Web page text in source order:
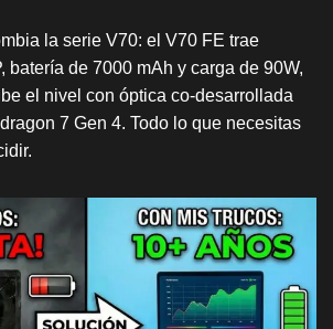
la serie V70: el V70 FE trae
batería de 7000 mAh y carga de 90W,
el nivel con óptica co-desarrollada
7 Gen 4. Todo lo que necesitas